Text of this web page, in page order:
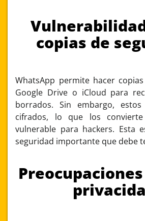
copias de
WhatsApp permite hacer
Google Drive o iCloud para
borrados. Sin embargo,
cifrados, lo que los
vulnerable para hackers. Esta
seguridad importante que debe